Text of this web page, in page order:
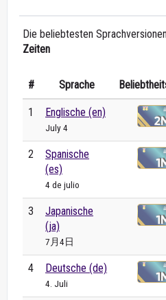
Die beliebtesten
Zeiten
# Sprache
1 Englische (en)
July 4
2
Spanische
(es)
4 de julio
3
Japanische
(ja)
7月4日
4 Deutsche (de)
4. Juli